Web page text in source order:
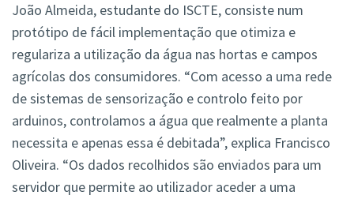
João Almeida, estudante do ISCTE, consiste num
protótipo de fácil implementação que otimiza e
regulariza a utilização da água nas hortas e campos
agrícolas dos consumidores. “Com acesso a uma rede
de sistemas de sensorização e controlo feito por
arduinos, controlamos a água que realmente a planta
necessita e apenas essa é debitada”, explica Francisco
Oliveira. “Os dados recolhidos são enviados para um
servidor que permite ao utilizador aceder a uma